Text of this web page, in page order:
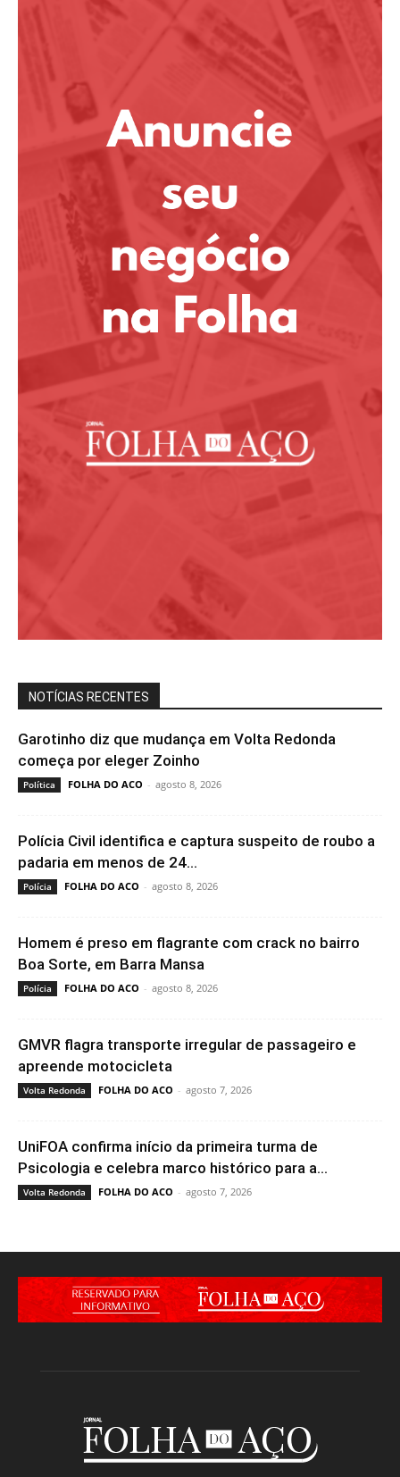
NOTÍCIAS RECENTES
Garotinho diz que mudança em Volta Redonda
começa por eleger Zoinho
Política FOLHA DO ACO - agosto 8, 2026
Polícia Civil identifica e captura suspeito de roubo a
padaria em menos de 24...
Polícia FOLHA DO ACO - agosto 8, 2026
Homem é preso em flagrante com crack no bairro
Boa Sorte, em Barra Mansa
Polícia FOLHA DO ACO - agosto 8, 2026
GMVR flagra transporte irregular de passageiro e
apreende motocicleta
Volta Redonda FOLHA DO ACO - agosto 7, 2026
UniFOA confirma início da primeira turma de
Psicologia e celebra marco histórico para a...
Volta Redonda FOLHA DO ACO - agosto 7, 2026